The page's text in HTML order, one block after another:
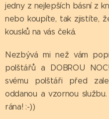
jedny z nejlepších básní z
nebo koupíte, tak zjistíte,
kousků na vás čeká.
Nezbývá mi než vám
polštářů a DOBROU
svému polštáři před
oddanou a vzornou
rána! :-))